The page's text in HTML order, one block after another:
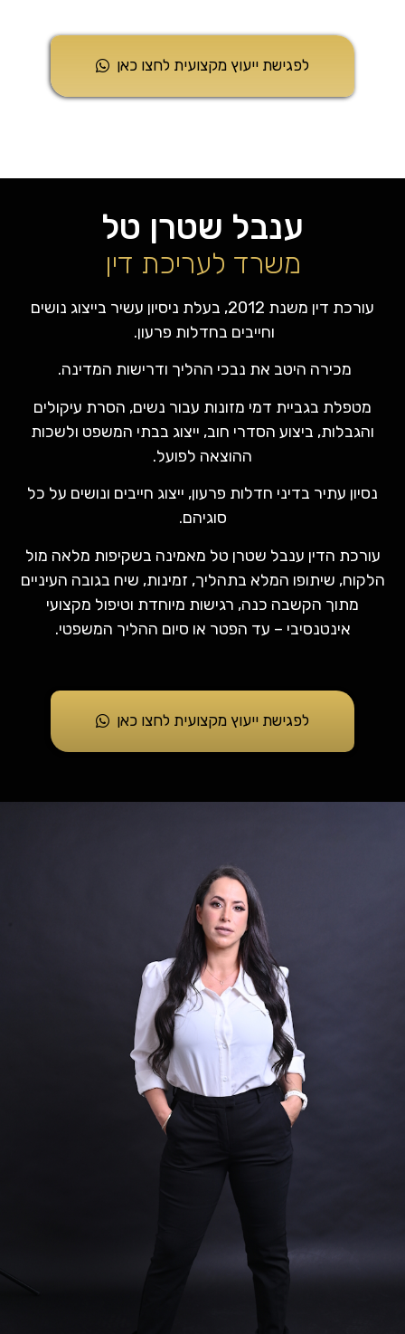
לפגישת ייעוץ מקצועית לחצו כאן
ענבל שטרן טל
משרד לעריכת דין
עורכת דין משנת 2012, בעלת ניסיון עשיר בייצוג נושים
וחייבים בחדלות פרעון.
מכירה היטב את נבכי ההליך ודרישות המדינה.
מטפלת בגביית דמי מזונות עבור נשים, הסרת עיקולים
והגבלות, ביצוע הסדרי חוב, ייצוג בבתי המשפט ולשכות
ההוצאה לפועל.
נסיון עתיר בדיני חדלות פרעון, ייצוג חייבים ונושים על כל
סוגיהם.
עורכת הדין ענבל שטרן טל מאמינה בשקיפות מלאה מול
הלקוח, שיתופו המלא בתהליך, זמינות, שיח בגובה העיניים
מתוך הקשבה כנה, רגישות מיוחדת וטיפול מקצועי
אינטנסיבי – עד הפטר או סיום ההליך המשפטי.
לפגישת ייעוץ מקצועית לחצו כאן